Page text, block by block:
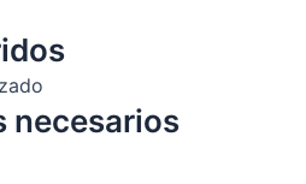
necesarios